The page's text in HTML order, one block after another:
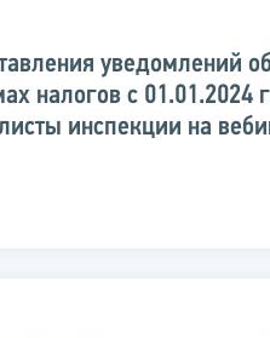
уведомлений
налогов с 01.01.2024
инспекции на